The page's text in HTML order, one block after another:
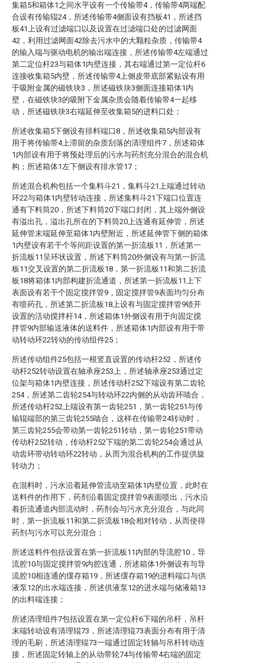
集箱5和箱体1之间水平设有一个传输带4，传输带4两端配
合设有传输辊24，所述传输带4侧面设有挡板41，所述挡
板41上设有过滤端口以及设置在过滤端口处的过滤网面
42，利用过滤网面42除去污水中的大颗粒杂质，传输带4
的输入端与驱动电机的输出端连接，所述传输带4左端通过
第二定位杆23与箱体1内壁连接，其右端通过第一定位杆6
连接收集箱5内壁，所述传输带4上侧皮带底部紧贴设有用
于吸附金属的磁铁块3，所述磁铁块3侧面连接箱体1内
壁，在磁铁块3的吸附下金属杂质会随着传输带4一起移
动，所述磁铁块3右端延伸至收集箱5的进料口处；
所述收集箱5下侧设有排料端口8，所述收集箱5内部设有
用于将传输带4上滞留的杂质刮落的清理组件7，所述箱体
1内部设有用于将预处理后的污水与药剂充分混合的混合机
构；所述箱体1左下侧设有排水管17；
所述混合机构包括一个集料斗21，集料斗21上端通过转动
环22与箱体1内壁转动连接，所述集料斗21下端口位置连
通有下料筒20，所述下料筒20下端口封闭，其上端外侧设
有溢出孔，溢出孔所在的下料筒20上连通有延伸管，所述
延伸管末端延伸至箱体1内壁附近，所述延伸管下侧的箱体
1内壁设有若干个等间距设置的第一折流板11，所述第一
折流板11呈环状设置，所述下料筒20外侧设有与第一折流
板11交叉设置的第二折流板18，第一折流板11和第二折流
板18将箱体1内部构建折流通道，所述第一折流板11上下
表面设有若干个固定搅拌管9，固定搅拌管9表面均匀分布
有喷药孔，所述第二折流板18上设有与固定搅拌管9错开
设置的活动搅拌杆14，所述箱体1外侧设有用于向固定搅
拌管9内部输送液体的送料件，所述箱体1内部设有用于带
动转动环22转动的传动组件25；
所述传动组件25包括一根竖直设置的传动杆252，所述传
动杆252转动设置在轴承座253上，所述轴承座253通过定
位架与箱体1内壁连接，所述传动杆252下端设有第二齿轮
254，所述第二齿轮254与转动环22内侧的从动齿环啮合，
所述传动杆252上端设有第一齿轮251，第一齿轮251与传
输辊端部的第三齿轮255啮合，这样在传输带24转动时，
第三齿轮255会带动第一齿轮251转动，第一齿轮251带动
传动杆252转动，传动杆252下端的第二齿轮254会通过从
动齿环带动转动环22转动，从而为混合机构的工作提供旋
转动力；
在混料时，污水沿着延伸管流动至箱体1内壁位置，此时在
送料件的作用下，药剂沿着固定搅拌管9表面喷出，污水沿
着折流通道内部流动时，药剂会与污水充分混合，与此同
时，第一折流板11和第二折流板18会相对转动，从而使得
药剂与污水可以充分混合；
所述送料件包括设置在第一折流板11内部的导流腔10，导
流腔10与固定搅拌管9内腔连通，所述箱体1外侧设有与导
流腔10相连通的缓存箱19，所述缓存箱19的进料端口与供
液泵12的出水端连接，所述供液泵12的进水端与储液箱13
的出料端连接；
所述清理组件7包括设置在第一定位杆6下端的吊杆，吊杆
末端转动设有清理辊73，所述清理辊73表面分布有用于清
理的毛刷，所述清理辊73一端通过固定转轴与吊杆转动连
接，所述固定转轴上的从动带轮74与传输带4右端的固定